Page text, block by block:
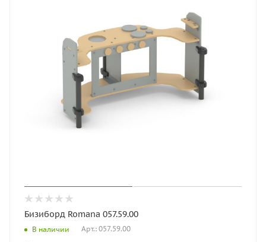
Бизиборд Romana 057.59.00
В наличии Арт.: 057.59.00